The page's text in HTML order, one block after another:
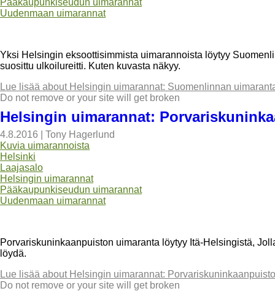
Uudenmaan uimarannat
Yksi Helsingin eksoottisimmista uimarannoista löytyy
suosittu ulkoilureitti. Kuten kuvasta näkyy.
Lue lisää about Helsingin uimarannat: Suomenlinnan
Do not remove or your site will get broken
Helsingin uimarannat:
4.8.2016
Tony Hagerlund
Kuvia uimarannoista
Helsinki
Laajasalo
Helsingin uimarannat
Pääkaupunkiseudun uimarannat
Uudenmaan uimarannat
Porvariskuninkaanpuiston uimaranta löytyy Itä-Helsingistä,
löydä.
Lue lisää about Helsingin uimarannat:
Do not remove or your site will get broken